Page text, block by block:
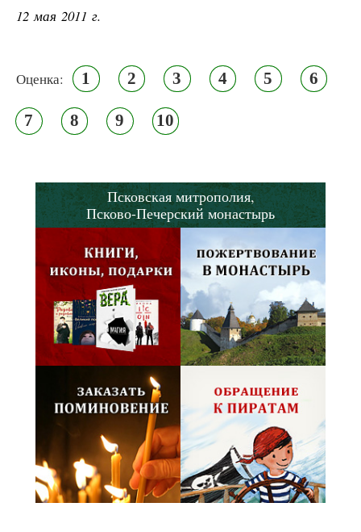
12 мая 2011 г.
Оценка: 1 2 3 4 5 6
7 8 9 10
Псковская митрополия,
Псково-Печерский монастырь